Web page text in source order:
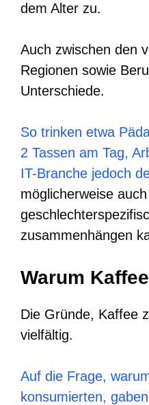
dem Alter zu.
Auch zwischen den
Regionen sowie
Unterschiede.
So trinken etwa
2 Tassen am Tag,
IT-Branche jedoch
möglicherweise
zusammenhängen
Warum
Die Gründe, Kaffee
vielfältig.
Auf die Frage,
konsumierten,